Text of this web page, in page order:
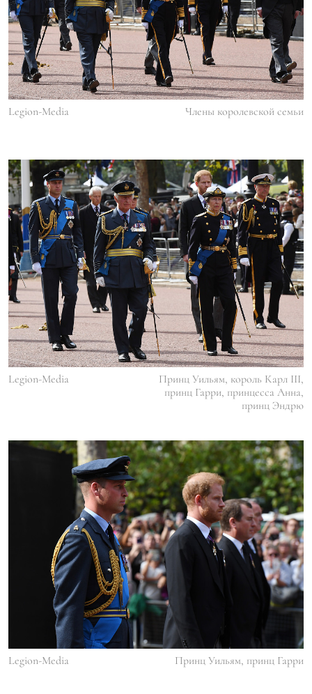
Legion-Media Члены королевской семьи
Legion-Media
Принц Уильям, король Карл III,
принц Гарри, принцесса Анна,
принц Эндрю
Legion-Media Принц Уильям, принц Гарри